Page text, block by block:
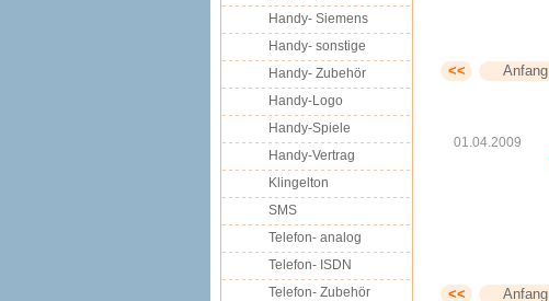
<< Anfang
01.04.2009
<< Anfang
Handy- Siemens
Handy- sonstige
Handy- Zubehör
Handy-Logo
Handy-Spiele
Handy-Vertrag
Klingelton
SMS
Telefon- analog
Telefon- ISDN
Telefon- Zubehör